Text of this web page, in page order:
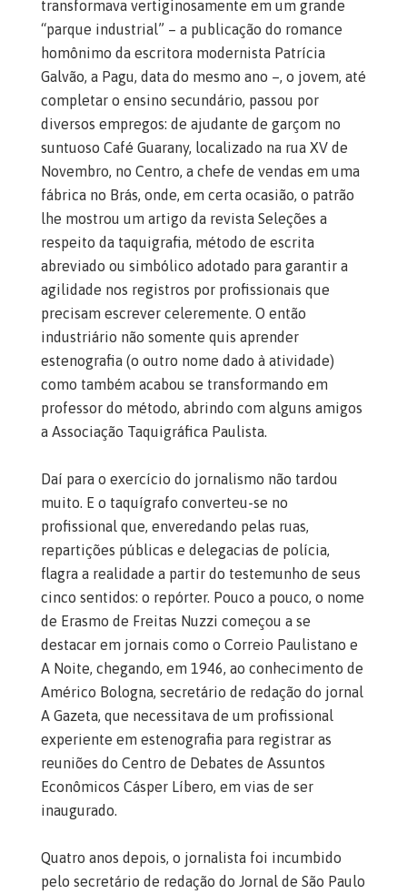
transformava vertiginosamente em um grande
“parque industrial” – a publicação do romance
homônimo da escritora modernista Patrícia
Galvão, a Pagu, data do mesmo ano –, o jovem, até
completar o ensino secundário, passou por
diversos empregos: de ajudante de garçom no
suntuoso Café Guarany, localizado na rua XV de
Novembro, no Centro, a chefe de vendas em uma
fábrica no Brás, onde, em certa ocasião, o patrão
lhe mostrou um artigo da revista Seleções a
respeito da taquigrafia, método de escrita
abreviado ou simbólico adotado para garantir a
agilidade nos registros por profissionais que
precisam escrever celeremente. O então
industriário não somente quis aprender
estenografia (o outro nome dado à atividade)
como também acabou se transformando em
professor do método, abrindo com alguns amigos
a Associação Taquigráfica Paulista.
Daí para o exercício do jornalismo não tardou
muito. E o taquígrafo converteu-se no
profissional que, enveredando pelas ruas,
repartições públicas e delegacias de polícia,
flagra a realidade a partir do testemunho de seus
cinco sentidos: o repórter. Pouco a pouco, o nome
de Erasmo de Freitas Nuzzi começou a se
destacar em jornais como o Correio Paulistano e
A Noite, chegando, em 1946, ao conhecimento de
Américo Bologna, secretário de redação do jornal
A Gazeta, que necessitava de um profissional
experiente em estenografia para registrar as
reuniões do Centro de Debates de Assuntos
Econômicos Cásper Líbero, em vias de ser
inaugurado.
Quatro anos depois, o jornalista foi incumbido
pelo secretário de redação do Jornal de São Paulo